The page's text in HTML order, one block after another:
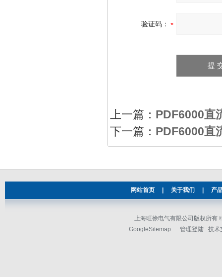
验证码：
上一篇： PDF6000直
下一篇： PDF6000直
网站首页 关于我们 产
上海旺徐电气有限公司版权所有
GoogleSitemap
管理登陆 技术